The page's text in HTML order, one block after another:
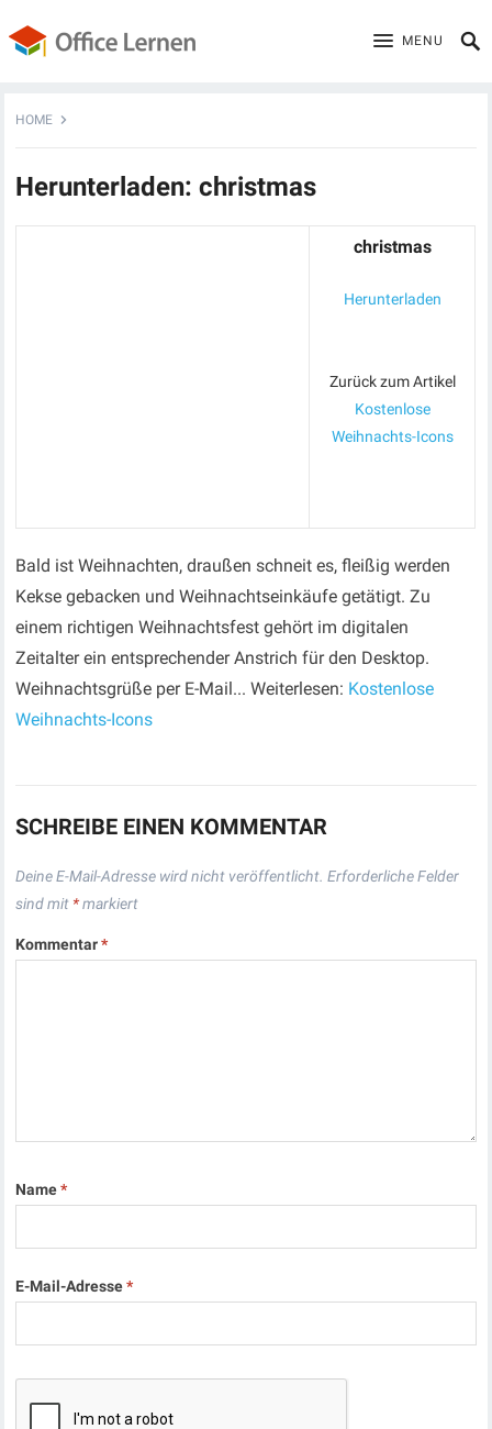
MENU
HOME
Herunterladen: christmas
christmas
Herunterladen
Zurück zum Artikel
Kostenlose
Weihnachts-Icons
Bald ist Weihnachten, draußen schneit es, fleißig werden
Kekse gebacken und Weihnachtseinkäufe getätigt. Zu
einem richtigen Weihnachtsfest gehört im digitalen
Zeitalter ein entsprechender Anstrich für den Desktop.
Weihnachtsgrüße per E-Mail... Weiterlesen: Kostenlose
Weihnachts-Icons
SCHREIBE EINEN KOMMENTAR
Deine E-Mail-Adresse wird nicht veröffentlicht. Erforderliche Felder
sind mit *markiert
Kommentar*
Name*
E-Mail-Adresse*